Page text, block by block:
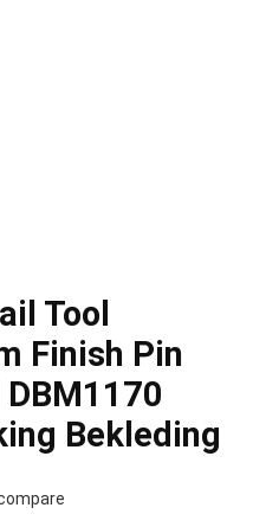
Tool
Finish Pin
Bekleding